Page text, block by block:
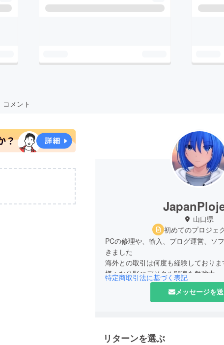
コメント
山口県
初めてのプロジェ
PCの修理や、輸入、ブログ運営、ソ
きました
海外との取引は何度も経験しておりま
様々な分野のデジタル関連を勉強中
特定商取引法に基づく表記
メッセージを
リターンを選ぶ